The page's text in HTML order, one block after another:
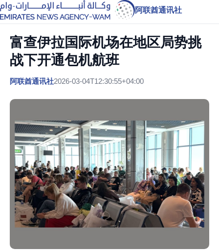
阿联酋通讯社
富查伊拉国际机场在地区局势挑
战下开通包机航班
阿联酋通讯社2026-03-04T12:30:55+04:00